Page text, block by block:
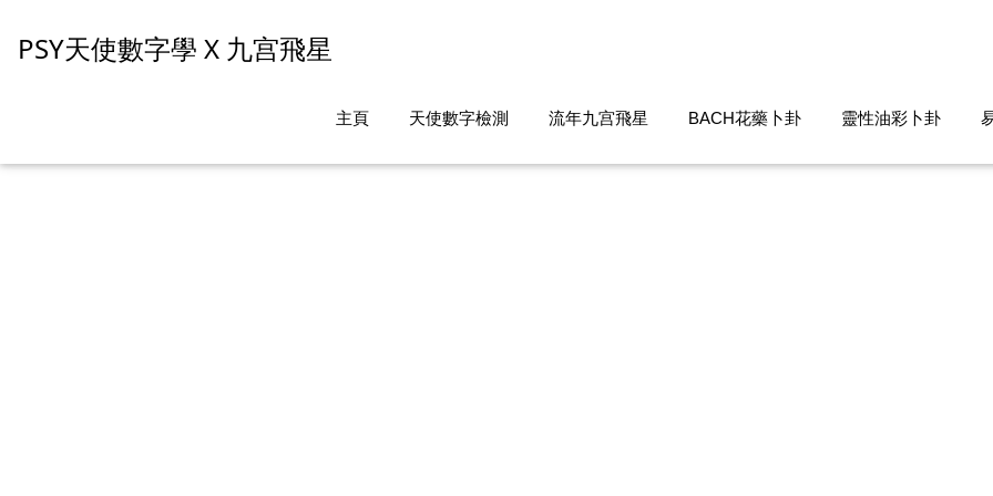
PSY天使數字學 X 九宫飛星
主頁 天使數字檢測 流年九宫飛星 BACH花藥卜卦 靈性油彩卜卦